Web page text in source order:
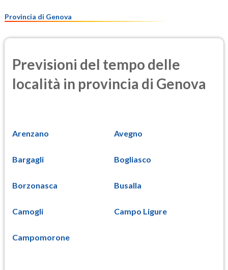
Provincia di Genova
Previsioni del tempo delle
località in provincia di Genova
Arenzano Avegno
Bargagli Bogliasco
Borzonasca Busalla
Camogli Campo Ligure
Campomorone